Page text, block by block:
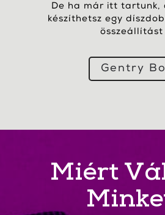
De ha már itt tartunk,
készíthetsz egy
összeállítást
Gentry
Miért